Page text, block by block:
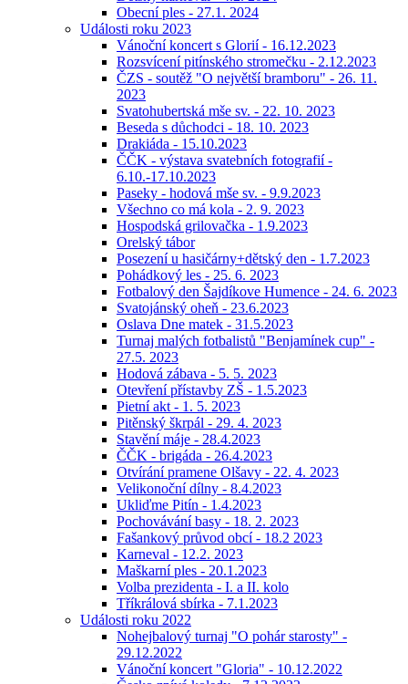
Obecní ples - 27.1. 2024
Události roku 2023
Vánoční koncert s Glorií - 16.12.2023
Rozsvícení pitínského stromečku - 2.12.2023
ČZS - soutěž "O největší bramboru" - 26. 11.
2023
Svatohubertská mše sv. - 22. 10. 2023
Beseda s důchodci - 18. 10. 2023
Drakiáda - 15.10.2023
ČČK - výstava svatebních fotografií -
6.10.-17.10.2023
Paseky - hodová mše sv. - 9.9.2023
Všechno co má kola - 2. 9. 2023
Hospodská grilovačka - 1.9.2023
Orelský tábor
Posezení u hasičárny+dětský den - 1.7.2023
Pohádkový les - 25. 6. 2023
Fotbalový den Šajdíkove Humence - 24. 6. 2023
Svatojánský oheň - 23.6.2023
Oslava Dne matek - 31.5.2023
Turnaj malých fotbalistů "Benjamínek cup" -
27.5. 2023
Hodová zábava - 5. 5. 2023
Otevření přístavby ZŠ - 1.5.2023
Pietní akt - 1. 5. 2023
Pitěnský škrpál - 29. 4. 2023
Stavění máje - 28.4.2023
ČČK - brigáda - 26.4.2023
Otvírání pramene Olšavy - 22. 4. 2023
Velikonoční dílny - 8.4.2023
Ukliďme Pitín - 1.4.2023
Pochovávání basy - 18. 2. 2023
Fašankový průvod obcí - 18.2 2023
Karneval - 12.2. 2023
Maškarní ples - 20.1.2023
Volba prezidenta - I. a II. kolo
Tříkrálová sbírka - 7.1.2023
Události roku 2022
Nohejbalový turnaj "O pohár starosty" -
29.12.2022
Vánoční koncert "Gloria" - 10.12.2022